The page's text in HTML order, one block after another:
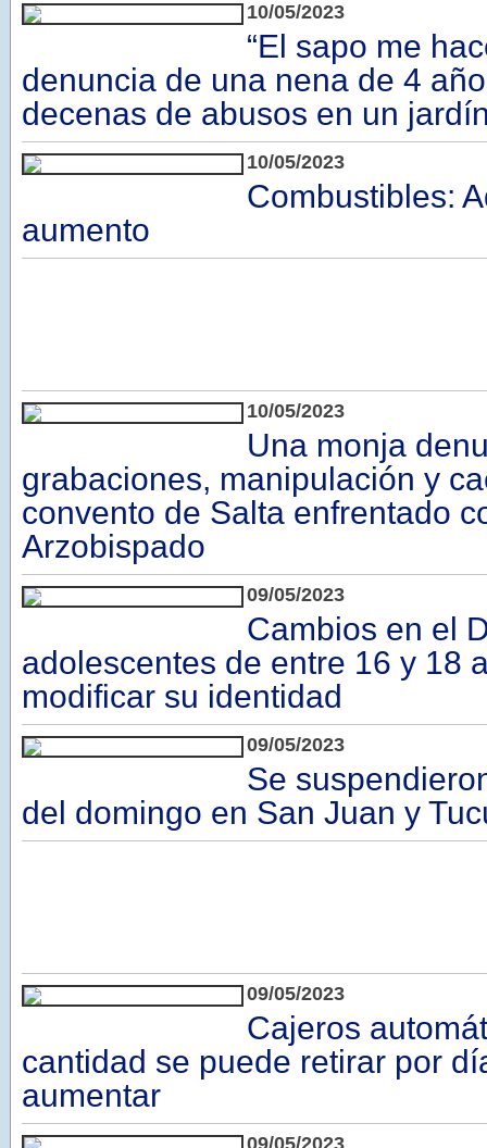
10/05/2023
“El sapo me
denuncia de una nena de 4
decenas de abusos en un
10/05/2023
Combustibles:
aumento
10/05/2023
Una monja
grabaciones, manipulación y
convento de Salta enfrentado
Arzobispado
09/05/2023
Cambios en el
adolescentes de entre 16 y 18
modificar su identidad
09/05/2023
Se
del domingo en San Juan y
09/05/2023
Cajeros
cantidad se puede retirar por
aumentar
09/05/2023